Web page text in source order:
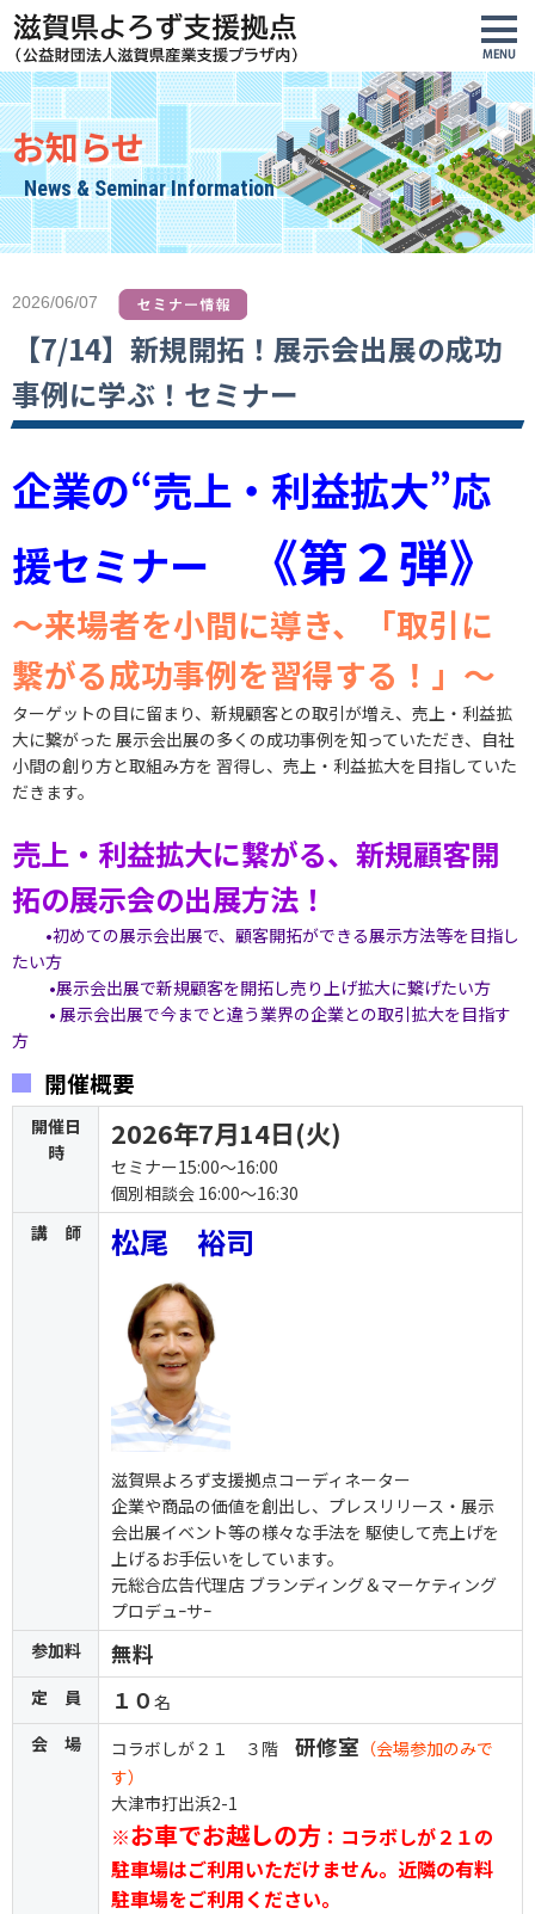
お知らせ
News & Seminar Information
2026/06/07
【7/14】新規開拓！展示会出展の成功
事例に学ぶ！セミナー
企業の“売上・利益拡大”応
援セミナー
《第２弾》
～来場者を小間に導き、「取引に
繋がる成功事例を習得する！」～
ターゲットの目に留まり、新規顧客との取引が増え、売上・利益拡
大に繋がった 展示会出展の多くの成功事例を知っていただき、自社
小間の創り方と取組み方を 習得し、売上・利益拡大を目指していた
だきます。
売上・利益拡大に繋がる、新規顧客開
拓の展示会の出展方法！
•初めての展示会出展で、顧客開拓ができる展示方法等を目指し
たい方
•展示会出展で新規顧客を開拓し売り上げ拡大に繋げたい方
• 展示会出展で今までと違う業界の企業との取引拡大を目指す
方
開催概要
開催日
時
2026年7月14日(火)
セミナー15:00～16:00
個別相談会 16:00～16:30
講 師
松尾 裕司
滋賀県よろず支援拠点コーディネーター
企業や商品の価値を創出し、プレスリリース・展示
会出展イベント等の様々な手法を 駆使して売上げを
上げるお手伝いをしています。
元総合広告代理店 ブランディング＆マーケティング
プロデュｰサｰ
参加料
無料
定 員 １０ 名
会 場
コラボしが２１ ３階 研修室 （会場参加のみで
す）
大津市打出浜2-1
※お車でお越しの方 ：コラボしが２１の
駐車場はご利用いただけません。近隣の有料
駐車場をご利用ください。